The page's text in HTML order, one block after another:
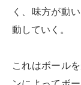
く、味方が動
動していく。
これはボール